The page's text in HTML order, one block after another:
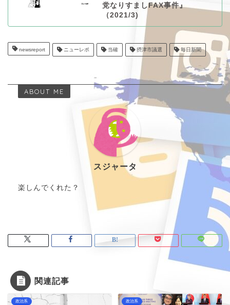
党なりすましFAX事件』
（2021/3)
newsreport ニューレポ 当確 摂津市議選 毎日新聞
ABOUT ME
スジャータ
楽しんでくれた？
関連記事
政治系 政治系